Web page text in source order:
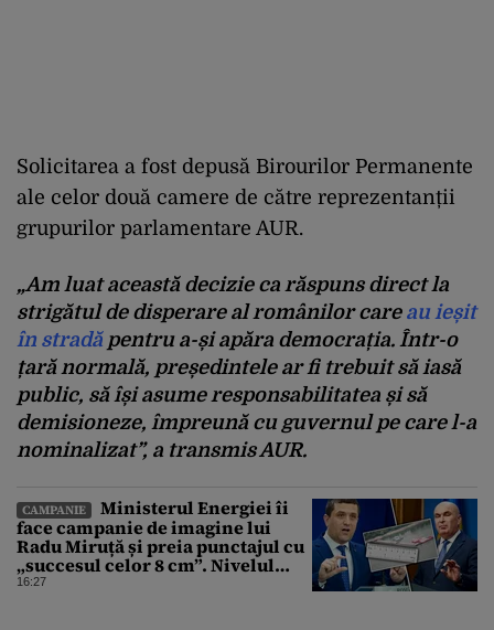
Solicitarea a fost depusă Birourilor Permanente
ale celor două camere de către reprezentanții
grupurilor parlamentare AUR.
„Am luat această decizie ca răspuns direct la
strigătul de disperare al românilor care au ieșit
în stradăpentru a-și apăra democrația. Într-o
țară normală, președintele ar fi trebuit să iasă
public, să își asume responsabilitatea și să
demisioneze, împreună cu guvernul pe care l-a
nominalizat”, a transmis AUR.
CAMPANIE
Ministerul Energiei îi
face campanie de imagine lui
Radu Miruță și preia punctajul cu
„succesul celor 8 cm”. Nivelul
Dunării a crescut cu 4 cm
16:27